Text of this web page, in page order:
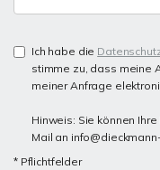
Ich habe die
stimme zu, dass meine
meiner Anfrage
Hinweis: Sie können
Mail an
* Pflichtfelder